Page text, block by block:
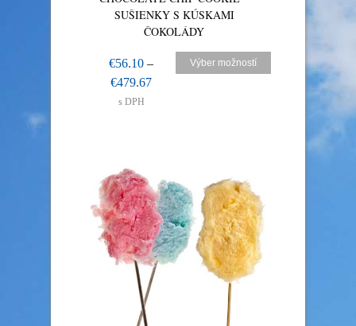
SUŠIENKY S KÚSKAMI
ČOKOLÁDY
€56.10 –
€479.67
s DPH
Výber možností